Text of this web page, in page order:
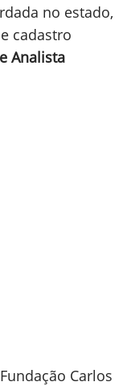
no estado,
cadastro
Analista
Carlos